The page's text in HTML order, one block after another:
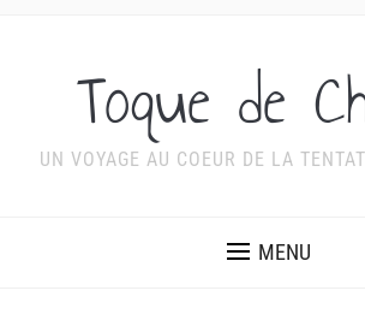
Toque de
UN VOYAGE AU COEUR DE LA
MENU